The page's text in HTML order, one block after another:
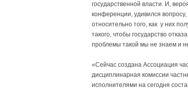
государственной власти. И,
конференции, удивился
относительно того, как у них
такого, чтобы государство
проблемы такой мы не знаем и
«Сейчас создана Ассоциация
дисциплинарная комиссии
исполнителями на сегодня